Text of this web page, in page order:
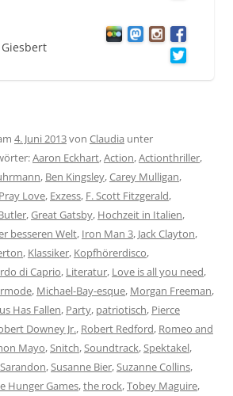
4. Juni 2013von Claudia unter
Aaron Eckhart,Action,Actionthriller,
, Ben Kingsley,Carey Mulligan,
Love, Exzess, F. Scott Fitzgerald,
,Great Gatsby, Hochzeit in Italien,
besseren Welt, Iron Man 3, Jack Clayton,
, Klassiker, Kopfhörerdisco,
di Caprio, Literatur, Love is all you need,
, Michael-Bay-esque, Morgan Freeman,
Has Fallen, Party, patriotisch, Pierce
Downey Jr., Robert Redford, Romeo and
Mayo,Snitch,Soundtrack,Spektakel,
,Susanne Bier,Suzanne Collins,
Hunger Games,the rock,Tobey Maguire,